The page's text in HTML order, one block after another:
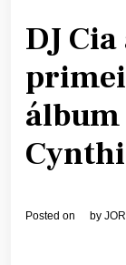
DJ
álbum
Posted on by